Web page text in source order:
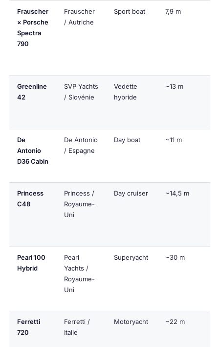
Frauscher
× Porsche
Spectra
790
Frauscher
/ Autriche
Sport boat 7,9 m
Greenline
42
SVP Yachts
/ Slovénie
Vedette
hybride
~13 m
De
Antonio
D36 Cabin
De Antonio
/ Espagne
Day boat ~11 m
Princess
C48
Princess /
Royaume-
Uni
Day cruiser ~14,5 m
Pearl 100
Hybrid
Pearl
Yachts /
Royaume-
Uni
Superyacht ~30 m
Ferretti
720
Ferretti /
Italie
Motoryacht ~22 m